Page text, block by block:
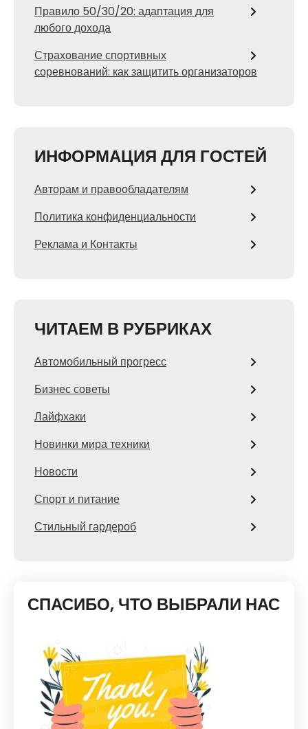
Правило 50/30/20: адаптация для
любого дохода
Страхование спортивных
соревнований: как защитить организаторов
ИНФОРМАЦИЯ ДЛЯ ГОСТЕЙ
Авторам и правообладателям
Политика конфиденциальности
Реклама и Контакты
ЧИТАЕМ В РУБРИКАХ
Автомобильный прогресс
Бизнес советы
Лайфхаки
Новинки мира техники
Новости
Спорт и питание
Стильный гардероб
СПАСИБО, ЧТО ВЫБРАЛИ НАС